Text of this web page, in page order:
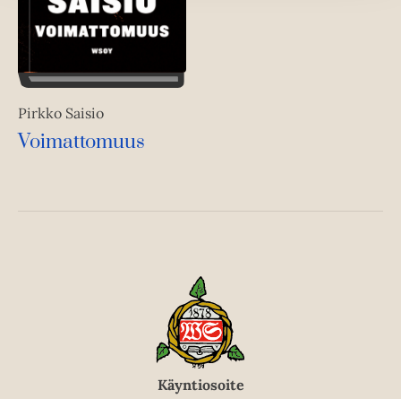
Pirkko Saisio
Voimattomuus
Käyntiosoite